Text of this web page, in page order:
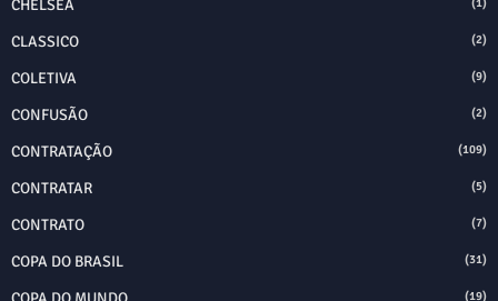
CHELSEA
CLASSICO (2)
COLETIVA (9)
CONFUSÃO (2)
CONTRATAÇÃO (109)
CONTRATAR (5)
CONTRATO (7)
COPA DO BRASIL (31)
(19)